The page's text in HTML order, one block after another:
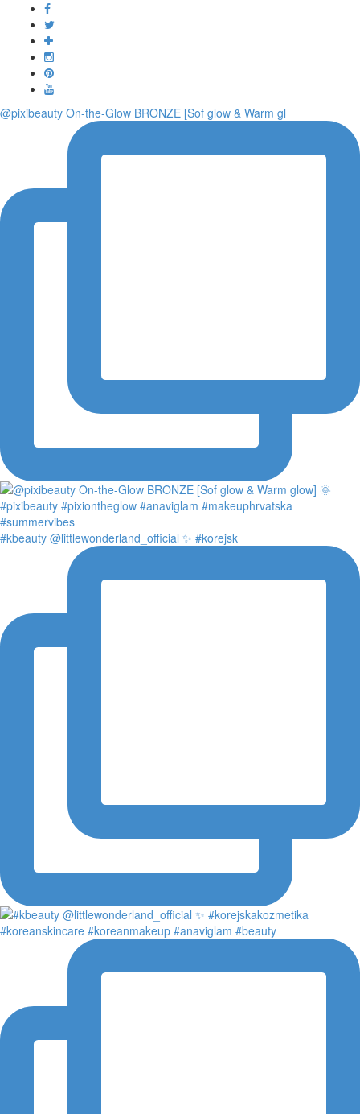
@pixibeauty On-the-Glow BRONZE [Sof glow & Warm gl
#kbeauty @littlewonderland_official ✨ #korejsk